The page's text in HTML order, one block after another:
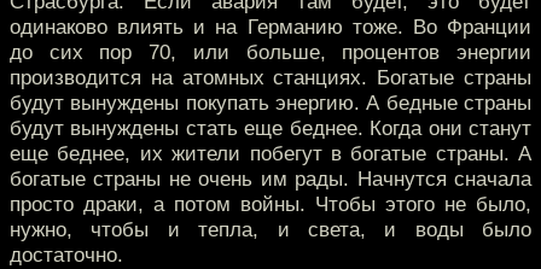
одинаково влиять и на Германию тоже. Во Франции
до сих пор 70, или больше, процентов энергии
производится на атомных станциях. Богатые страны
будут вынуждены покупать энергию. А бедные страны
будут вынуждены стать еще беднее. Когда они станут
еще беднее, их жители побегут в богатые страны. А
богатые страны не очень им рады. Начнутся сначала
просто драки, а потом войны. Чтобы этого не было,
нужно, чтобы и тепла, и света, и воды было
достаточно.